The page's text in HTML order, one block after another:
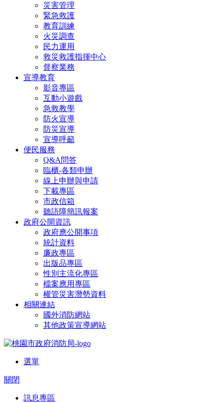
災害管理
緊急救護
教育訓練
火災調查
民力運用
救災救護指揮中心
督察業務
宣導教育
影音專區
互動小遊戲
急救教學
防火宣導
防災宣導
宣導呼籲
便民服務
Q&A問答
臨櫃-各類申辦
線上申辦與申請
下載專區
市政信箱
聽語障簡訊報案
政府公開資訊
政府應公開事項
統計資料
廉政專區
出版品專區
性別主流化專區
檔案應用專區
權管災害潛勢資料
相關連結
國外消防網站
其他政策宣導網站
選單
關閉
訊息專區